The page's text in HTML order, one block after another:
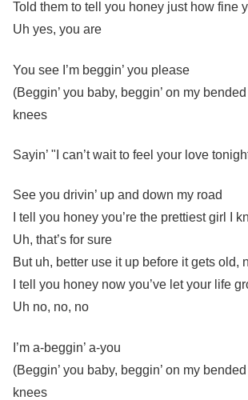
Told them to tell you honey just how fine
Uh yes, you are
You see I’m beggin’ you please
(Beggin’ you baby, beggin’ on my
knees
Sayin’ "I can’t wait to feel your love
See you drivin’ up and down my road
I tell you honey you’re the prettiest girl I
Uh, that’s for sure
But uh, better use it up before it gets old,
I tell you honey now you’ve let your life
Uh no, no, no
I’m a-beggin’ a-you
(Beggin’ you baby, beggin’ on my
knees